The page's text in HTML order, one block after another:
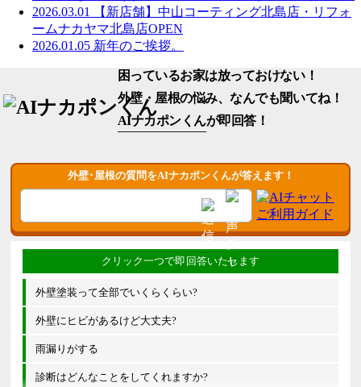
2026.03.01
【新店舗】中山コーティング北島店・リフォ
ームナカヤマ北島店OPEN
2026.01.05 新年のご挨拶。
困っているお家は放っておけない！
外壁・屋根の悩み、なんでも聞いてね！
AIナカポンくんが即回答！
外壁･屋根の質問をAIナカポンくんが答えます！
外壁塗装って全部でいくらくらい?
外壁にヒビがあるけど大丈夫?
雨漏りがする
診断はどんなことをしてくれますか?